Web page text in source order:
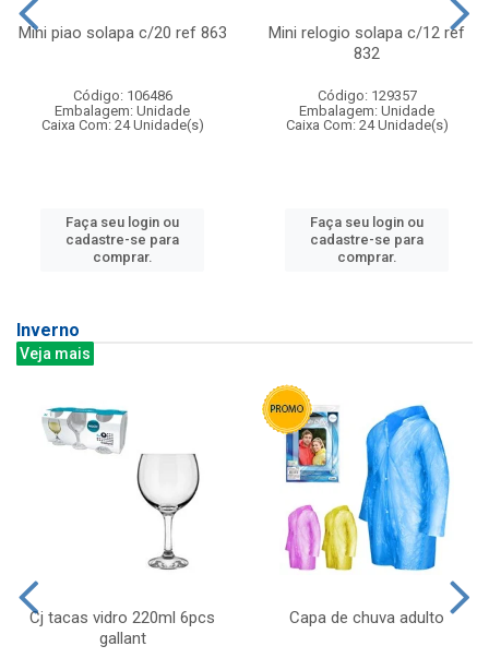
Mini piao solapa c/20 ref 863
Código: 106486
Embalagem: Unidade
Caixa Com: 24 Unidade(s)
Faça seu login ou
cadastre-se para
comprar.
Mini relogio solapa c/12 ref
832
Código: 129357
Embalagem: Unidade
Caixa Com: 24 Unidade(s)
Faça seu login ou
cadastre-se para
comprar.
Inverno
Veja mais
Cj tacas vidro 220ml 6pcs
gallant
Capa de chuva adulto